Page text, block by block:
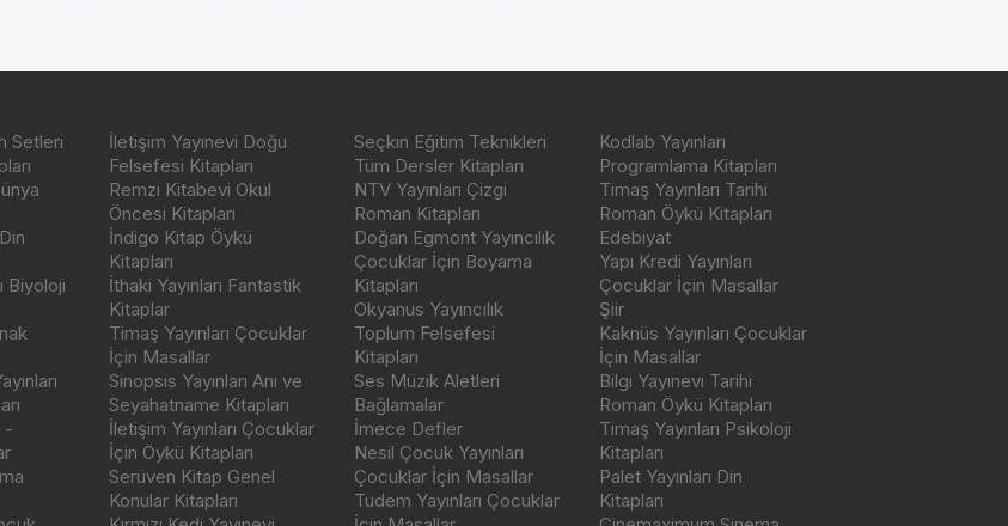
Setleri
Biyoloji
-
İletişim Yayınevi Doğu
Felsefesi Kitapları
Remzi Kitabevi Okul
Öncesi Kitapları
İndigo Kitap Öykü
Kitapları
İthaki Yayınları Fantastik
Kitaplar
Timaş Yayınları Çocuklar
İçin Masallar
Sinopsis Yayınları Anı ve
Seyahatname Kitapları
İletişim Yayınları Çocuklar
İçin Öykü Kitapları
Serüven Kitap Genel
Konular Kitapları
Seçkin Eğitim Teknikleri
Tüm Dersler Kitapları
NTV Yayınları Çizgi
Roman Kitapları
Doğan Egmont Yayıncılık
Çocuklar İçin Boyama
Kitapları
Okyanus Yayıncılık
Toplum Felsefesi
Kitapları
Ses Müzik Aletleri
Bağlamalar
İmece Defler
Nesil Çocuk Yayınları
Çocuklar İçin Masallar
Tudem Yayınları Çocuklar
Kodlab Yayınları
Programlama Kitapları
Timaş Yayınları Tarihi
Roman Öykü Kitapları
Edebiyat
Yapı Kredi Yayınları
Çocuklar İçin Masallar
Şiir
Kaknüs Yayınları Çocuklar
İçin Masallar
Bilgi Yayınevi Tarihi
Roman Öykü Kitapları
Timaş Yayınları Psikoloji
Kitapları
Palet Yayınları Din
Kitapları